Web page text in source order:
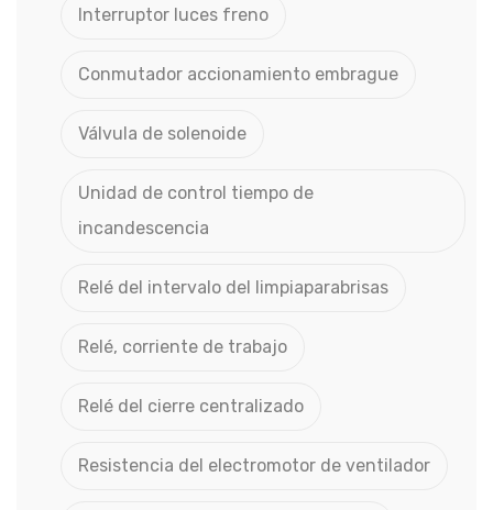
Interruptor luces freno
Conmutador accionamiento embrague
Válvula de solenoide
Unidad de control tiempo de
incandescencia
Relé del intervalo del limpiaparabrisas
Relé, corriente de trabajo
Relé del cierre centralizado
Resistencia del electromotor de ventilador